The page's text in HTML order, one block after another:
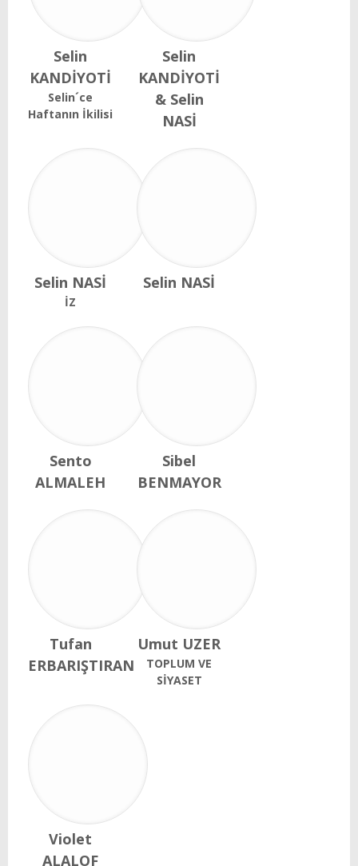
Selin
KANDİYOTİ
Selin´ce
Haftanın İkilisi
Selin
KANDİYOTİ
& Selin
NASİ
Selin NASİ
İZ
Selin NASİ
Sento
ALMALEH
Sibel
BENMAYOR
Tufan
ERBARIŞTIRAN
Umut UZER
TOPLUM VE
SİYASET
Violet
ALALOF